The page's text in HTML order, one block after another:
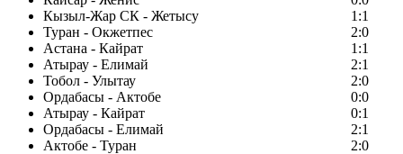
Кызыл-Жар СК - Жетысу
1:1
Туран - Окжетпес
2:0
Астана - Кайрат
1:1
Атырау - Елимай
2:1
Тобол - Улытау
2:0
Ордабасы - Актобе
0:0
Атырау - Кайрат
0:1
Ордабасы - Елимай
2:1
Актобе - Туран
2:0